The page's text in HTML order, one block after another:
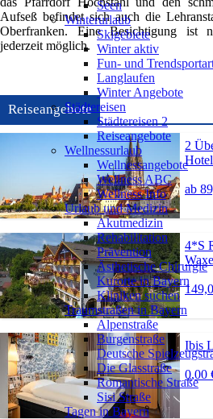
Aufseß befindet sich auch die
Oberfranken. Eine Besichtigung ist
jederzeit möglich.
Reiseangebote
2
ab
4*S
Ibis
0,00
Seen
Winterurlaub
Skigebiete
Winter aktiv
Fun- und
Langlaufen
Winter Angebote
Städtereisen
Städtereisen 2
Reiseangebote
Wellnessurlaub
Wellnessangebote
Wellness ABC
Wellness Info
Urlaub und Medizin
Akutmedizin
Rehabilitation
Prävention
Ästhetische Chirurgie
Kurorte in Bayern
Kliniken suchen
Traumstraßen in Bayern
Alpenstraße
Burgenstraße
Deutsche
Die Glasstraße
Romantische Straße
Sisi Straße
Tagen in Bayern